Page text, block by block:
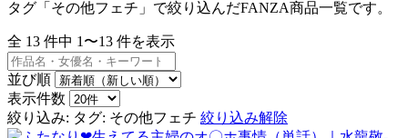
タグ「その他フェチ」で絞り込んだFANZA商品一覧です。
全 13 件中 1〜13 件を表示
並び順
表示件数
絞り込み: タグ: その他フェチ 絞り込み解除